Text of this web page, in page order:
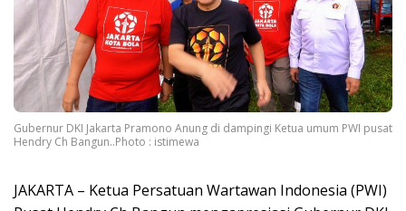
Gubernur DKI Jakarta Pramono Anung di dampingi Ketua umum PWI pusat
Hendry Ch Bangun..Photo : istimewa
JAKARTA – Ketua Persatuan Wartawan Indonesia (PWI)